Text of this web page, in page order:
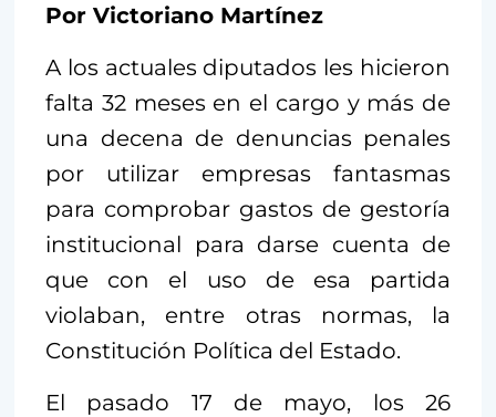
Por Victoriano Martínez
A los actuales diputados les hicieron
falta 32 meses en el cargo y más de
una decena de denuncias penales
por utilizar empresas fantasmas
para comprobar gastos de gestoría
institucional para darse cuenta de
que con el uso de esa partida
violaban, entre otras normas, la
Constitución Política del Estado.
El pasado 17 de mayo, los 26